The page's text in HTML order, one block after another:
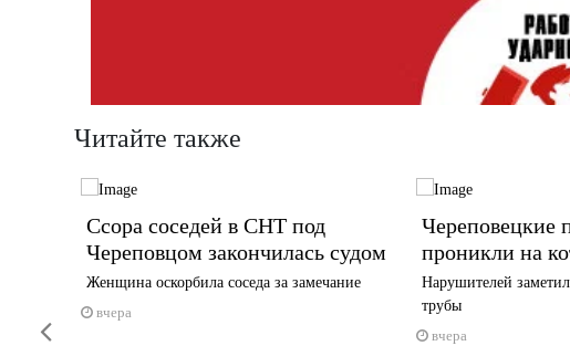
Читайте также
Ссора соседей в СНТ под
Череповцом закончилась судом
Женщина оскорбила соседа за замечание
вчера
Череповецкие
проникли на
Нарушителей
трубы
вчера